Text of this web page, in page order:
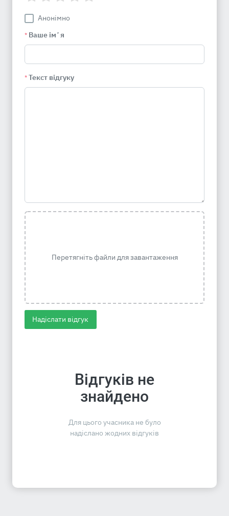
Анонімно
* Ваше імʼя
* Текст відгуку
Перетягніть файли для завантаження
Надіслати відгук
Відгуків не
знайдено
Для цього учасника не було
надіслано жодних відгуків